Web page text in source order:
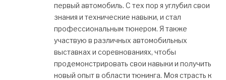
первый автомобиль. С тех пор я углубил свои
знания и технические навыки, и стал
профессиональным тюнером. Я также
участвую в различных автомобильных
выставках и соревнованиях, чтобы
продемонстрировать свои навыки и получить
новый опыт в области тюнинга. Моя страсть к